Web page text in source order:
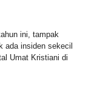
ini, tampak
ada insiden sekecil
Umat Kristiani di